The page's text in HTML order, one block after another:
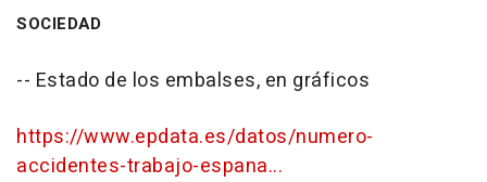
SOCIEDAD
-- Estado de los embalses, en gráficos
https://www.epdata.es/datos/numero-
accidentes-trabajo-espana...